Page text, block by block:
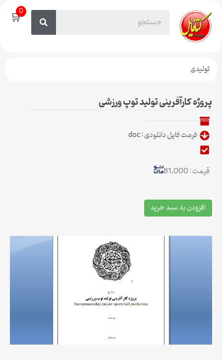
🛒0
تولیدی
پروژه کارآفرینی تولید توپ ورزشی
فرمت فایل دانلودی : doc
قیمت : 81,000
افزودن به سبد خرید